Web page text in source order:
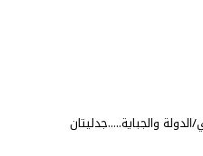
والجباية.....جدليتان